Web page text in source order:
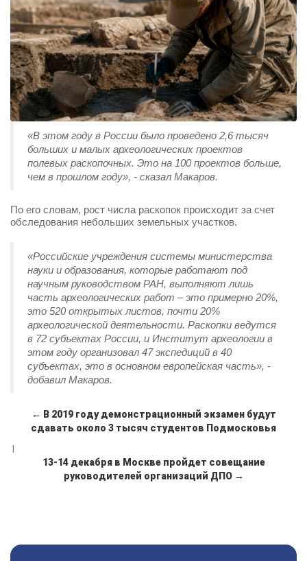
«В этом году в России было проведено 2,6 тысяч
больших и малых археологических проектов
полевых раскопочных. Это на 100 проектов больше,
чем в прошлом году», - сказал Макаров.
По его словам, рост числа раскопок происходит за счет
обследования небольших земельных участков.
«Российские учреждения системы министерства
науки и образования, которые работают под
научным руководством РАН, выполняют лишь
часть археологических работ – это примерно 20%,
это 520 открытых листов, почти 20%
археологической деятельности. Раскопки ведутся
в 72 субъектах России, и Институт археологии в
этом году организовал 47 экспедиций в 40
субъектах, это в основном европейская часть», -
добавил Макаров.
← В 2019 году демонстрационный экзамен будут
сдавать около 3 тысяч студентов Подмосковья
13-14 декабря в Москве пройдет совещание
руководителей организаций ДПО →